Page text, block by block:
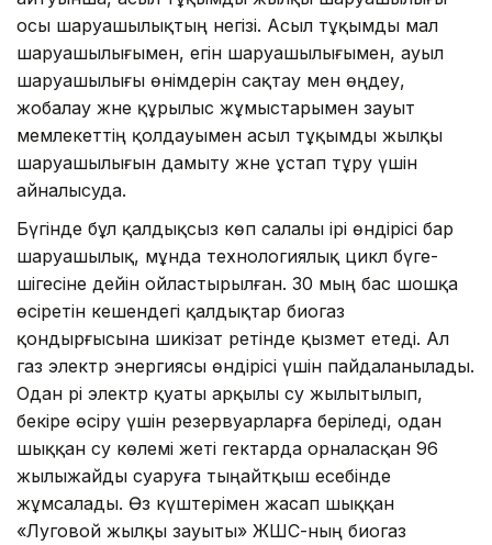
осы шаруашылықтың негізі. Асыл тұқымды мал
шаруашылығымен, егін шаруашылығымен, ауыл
шаруашылығы өнімдерін сақтау мен өңдеу,
жобалау және құрылыс жұмыстарымен зауыт
мемлекеттің қолдауымен асыл тұқымды жылқы
шаруашылығын дамыту және ұстап тұру үшін
айналысуда.
Бүгінде бұл қалдықсыз көп салалы ірі өндірісі бар
шаруашылық, мұнда технологиялық цикл бүге-
шігесіне дейін ойластырылған. 30 мың бас шошқа
өсіретін кешендегі қалдықтар биогаз
қондырғысына шикізат ретінде қызмет етеді. Ал
газ электр энергиясы өндірісі үшін пайдаланылады.
Одан әрі электр қуаты арқылы су жылытылып,
бекіре өсіру үшін резервуарларға беріледі, одан
шыққан су көлемі жеті гектарда орналасқан 96
жылыжайды суаруға тыңайтқыш есебінде
жұмсалады. Өз күштерімен жасап шыққан
«Луговой жылқы зауыты» ЖШС-ның биогаз